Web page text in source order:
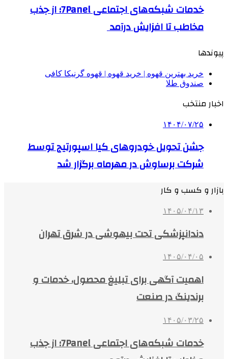
خدمات شبکه‌های اجتماعی 7Panel؛ از جذب
مخاطب تا افزایش درآمد
پیوندها
خرید بهترین قهوه | خرید قهوه | قهوه گرنیکا کافی
صندوق طلا
اخبار منتخب
۱۴۰۴/۰۷/۲۵
جشن تحویل خودروهای کیا اسپورتیج توسط
شرکت برساوش در مهرماه برگزار شد
بازار و کسب و کار
۱۴۰۵/۰۴/۱۳
دندانپزشکی تحت بیهوشی در شرق تهران
۱۴۰۵/۰۴/۰۵
اهمیت آگهی برای تبلیغ محصول، خدمات و
برندینگ در صنعت
۱۴۰۵/۰۳/۲۵
خدمات شبکه‌های اجتماعی 7Panel؛ از جذب